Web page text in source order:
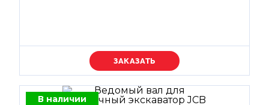
Уточняйте цену
В наличии